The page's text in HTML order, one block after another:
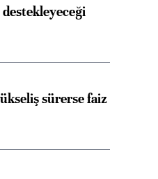
sürerse faiz